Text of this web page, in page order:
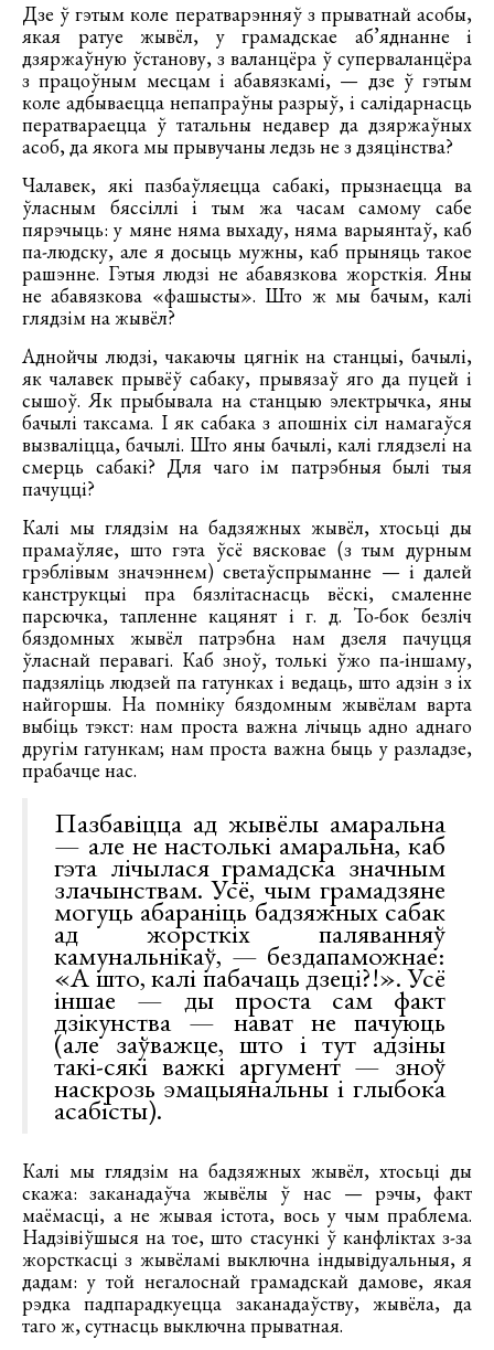
Дзе ў гэтым коле ператварэнняў з прыватнай асобы,
якая ратуе жывёл, у грамадскае аб’яднанне і
дзяржаўную ўстанову, з валанцёра ў суперваланцёра
з працоўным месцам і абавязкамі, — дзе ў гэтым
коле адбываецца непапраўны разрыў, і салідарнасць
ператвараецца ў татальны недавер да дзяржаўных
асоб, да якога мы прывучаны ледзь не з дзяцінства?
Чалавек, які пазбаўляецца сабакі, прызнаецца ва
ўласным бяссіллі і тым жа часам самому сабе
пярэчыць: у мяне няма выхаду, няма варыянтаў, каб
па-людску, але я досыць мужны, каб прыняць такое
рашэнне. Гэтыя людзі не абавязкова жорсткія. Яны
не абавязкова «фашысты». Што ж мы бачым, калі
глядзім на жывёл?
Аднойчы людзі, чакаючы цягнік на станцыі, бачылі,
як чалавек прывёў сабаку, прывязаў яго да пуцей і
сышоў. Як прыбывала на станцыю электрычка, яны
бачылі таксама. І як сабака з апошніх сіл намагаўся
вызваліцца, бачылі. Што яны бачылі, калі глядзелі на
смерць сабакі? Для чаго ім патрэбныя былі тыя
пачуцці?
Калі мы глядзім на бадзяжных жывёл, хтосьці ды
прамаўляе, што гэта ўсё вясковае (з тым дурным
грэблівым значэннем) светаўспрыманне — і далей
канструкцыі пра бязлітаснасць вёскі, смаленне
парсючка, тапленне кацянят і г. д. То-бок безліч
бяздомных жывёл патрэбна нам дзеля пачуцця
ўласнай перавагі. Каб зноў, толькі ўжо па-іншаму,
падзяліць людзей па гатунках і ведаць, што адзін з іх
найгоршы. На помніку бяздомным жывёлам варта
выбіць тэкст: нам проста важна лічыць адно аднаго
другім гатункам; нам проста важна быць у разладзе,
прабачце нас.
Пазбавіцца ад жывёлы амаральна
— але не настолькі амаральна, каб
гэта лічылася грамадска значным
злачынствам. Усё, чым грамадзяне
могуць абараніць бадзяжных сабак
ад жорсткіх паляванняў
камунальнікаў, — бездапаможнае:
«А што, калі пабачаць дзеці?!». Усё
іншае — ды проста сам факт
дзікунства — нават не пачуюць
(але заўважце, што і тут адзіны
такі-сякі важкі аргумент — зноў
наскрозь эмацыянальны і глыбока
асабісты).
Калі мы глядзім на бадзяжных жывёл, хтосьці ды
скажа: заканадаўча жывёлы ў нас — рэчы, факт
маёмасці, а не жывая істота, вось у чым праблема.
Надзівіўшыся на тое, што стасункі ў канфліктах з-за
жорсткасці з жывёламі выключна індывідуальныя, я
дадам: у той негалоснай грамадскай дамове, якая
рэдка падпарадкуецца заканадаўству, жывёла, да
таго ж, сутнасць выключна прыватная.